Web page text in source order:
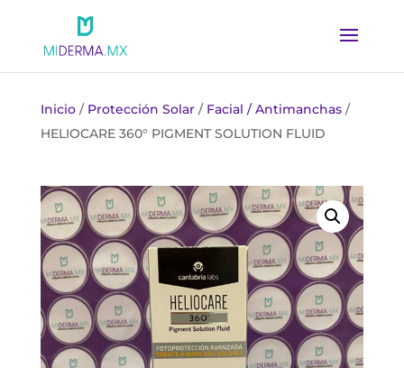
Inicio/ Protección Solar/ Facial / Antimanchas/
HELIOCARE 360° PIGMENT SOLUTION FLUID